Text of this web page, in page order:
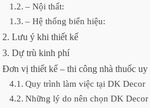
– Nội thất:
– Hệ thống biển hiệu:
2. Lưu ý khi thiết kế
3. Dự trù kinh phí
Đơn vị thiết kế – thi công nhà thuốc
Quy trình làm việc tại DK Decor
Những lý do nên chọn DK Decor